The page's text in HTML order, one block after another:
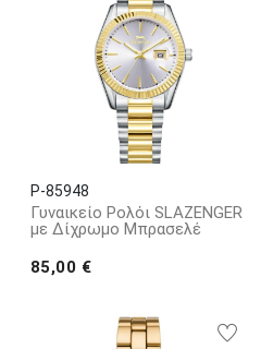
P-85948
Γυναικείο Ρολόι SLAZENGER
με Δίχρωμο Μπρασελέ
85,00 €